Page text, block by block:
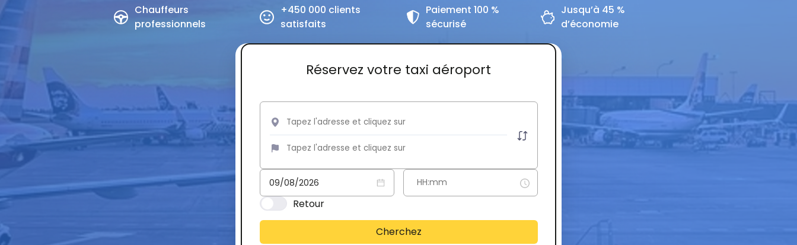
Chauffeurs
professionnels
+450 000 clients
satisfaits
Paiement 100 %
sécurisé
Jusqu’à 45 %
d’économie
Réservez votre taxi aéroport
Retour
Cherchez